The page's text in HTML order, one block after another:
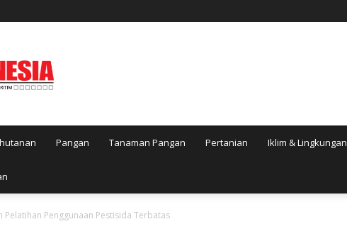
Pangan Tanaman Pangan Pertanian Iklim & Lingkungan
Pelatihan Penggunaan Pestisida Terbatas